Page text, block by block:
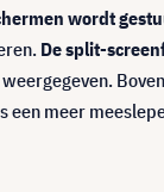
wordt
De split-
een meer